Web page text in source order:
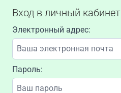
Вход в личный кабинет
Электронный адрес:
Пароль: